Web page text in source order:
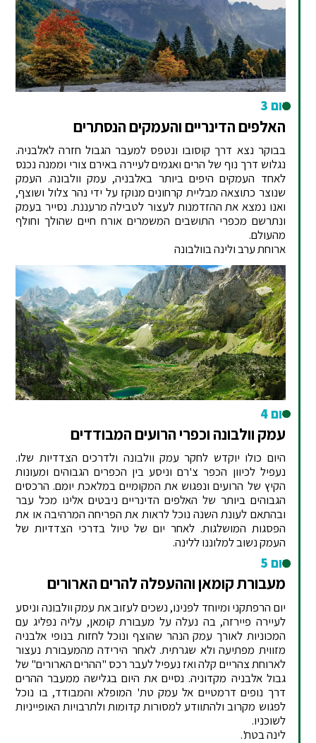
יום 3
האלפים הדינריים והעמקים הנסתרים
בבוקר נצא דרך קוסובו ונטפס למעבר הגבול חזרה לאלבניה.
נגלוש דרך נוף של הרים ואגמים לעיירה באירם צורי וממנה נכנס
לאחד העמקים היפים ביותר באלבניה, עמק וולבונה. העמק
שנוצר כתוצאה מבליית קרחונים מנוקז על ידי נהר צלול ושוצף,
ואנו נמצא את ההזדמנות לעצור לטבילה מרעננת. נסייר בעמק
ונתרשם מכפרי התושבים המשמרים אורח חיים שהולך וחולף
מהעולם.
ארוחת ערב ולינה בוולבונה
יום 4
עמק וולבונה וכפרי הרועים המבודדים
היום כולו יוקדש לחקר עמק וולבונה ולדרכים הצדדיות שלו.
נעפיל לכיוון הכפר צ'רם וניסע בין הכפרים הגבוהים ומעונות
הקיץ של הרועים ונפגוש את המקומיים במלאכת יומם. הרכסים
הגבוהים ביותר של האלפים הדינריים ניבטים אלינו מכל עבר
ובהתאם לעונת השנה נוכל לראות את הפריחה המרהיבה או את
הפסגות המושלגות. לאחר יום של טיול בדרכי הצדדיות של
העמק נשוב למלוננו ללינה.
יום 5
מעבורת קומאן וההעפלה להרים הארורים
יום הרפתקני ומיוחד לפנינו, נשכים לעזוב את עמק וולבונה וניסע
לעיירה פיירזה, בה נעלה על מעבורת קומאן, עליה נפליג עם
המכוניות לאורך עמק הנהר שהוצף ונוכל לחזות בנופי אלבניה
מזווית מפתיעה ולא שגרתית. לאחר הירידה מהמעבורת נעצור
לארוחת צהריים קלה ואז נעפיל לעבר רכס "ההרים הארורים" של
גבול אלבניה מקדוניה. נסיים את היום בגלישה ממעבר ההרים
דרך נופים דרמטיים אל עמק טת' המופלא והמבודד, בו נוכל
לפגוש מקרוב ולהתוודע למסורות קדומות ולתרבויות האופייניות
לשוכניו.
לינה בטת'.